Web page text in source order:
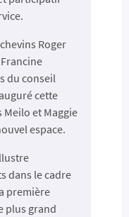
Roger
du conseil
cette
et Maggie
espace.
dans le cadre
première
plus grand